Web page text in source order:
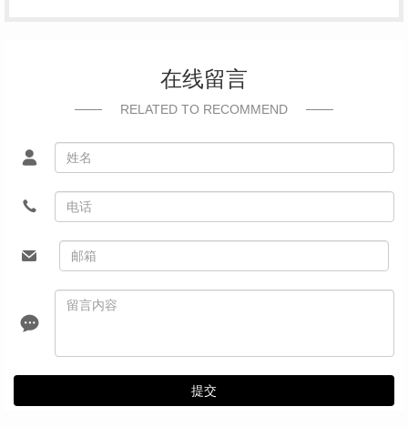
在线留言
RELATED TO RECOMMEND
提交